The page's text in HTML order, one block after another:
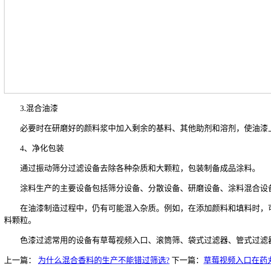
3.混合油漆
必要时在研磨好的颜料浆中加入剩余的基料、其他助剂和溶剂，使油漆
4、净化包装
通过振动筛分过滤设备去除各种杂质和大颗粒，包装制备成品涂料。
涂料生产的主要设备包括筛分设备、分散设备、研磨设备、涂料混合设
在油漆制造过程中，仍有可能混入杂质。例如，在添加颜料和填料时，
料颗粒。
色漆过滤常用的设备有草莓视频入口、滚筒筛、袋式过滤器、管式过滤
上一篇： 为什么混合香料的生产不能错过筛选? 下一篇： 草莓视频入口在药